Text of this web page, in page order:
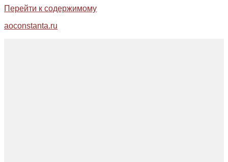
Перейти к содержимому
aoconstanta.ru